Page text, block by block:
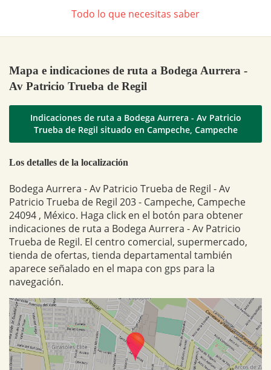
Todo lo que necesitas saber
Mapa e indicaciones de ruta a Bodega Aurrera -
Av Patricio Trueba de Regil
Indicaciones de ruta a Bodega Aurrera - Av Patricio
Trueba de Regil situado en Campeche, Campeche
Los detalles de la localización
Bodega Aurrera - Av Patricio Trueba de Regil - Av
Patricio Trueba de Regil 203 - Campeche, Campeche
24094 , México. Haga click en el botón para obtener
indicaciones de ruta a Bodega Aurrera - Av Patricio
Trueba de Regil. El centro comercial, supermercado,
tienda de ofertas, tienda departamental también
aparece señalado en el mapa con gps para la
navegación.